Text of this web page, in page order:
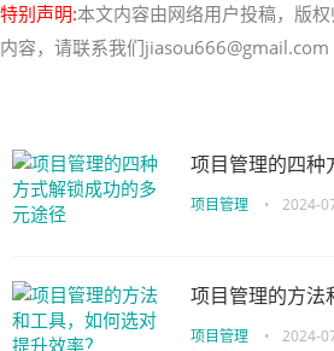
特别声明:本文内容由网络用户投稿，版
内容，请联系我们
项目管理的四种
项目管理 • 2024-
项目管理的方法
项目管理 • 2024-